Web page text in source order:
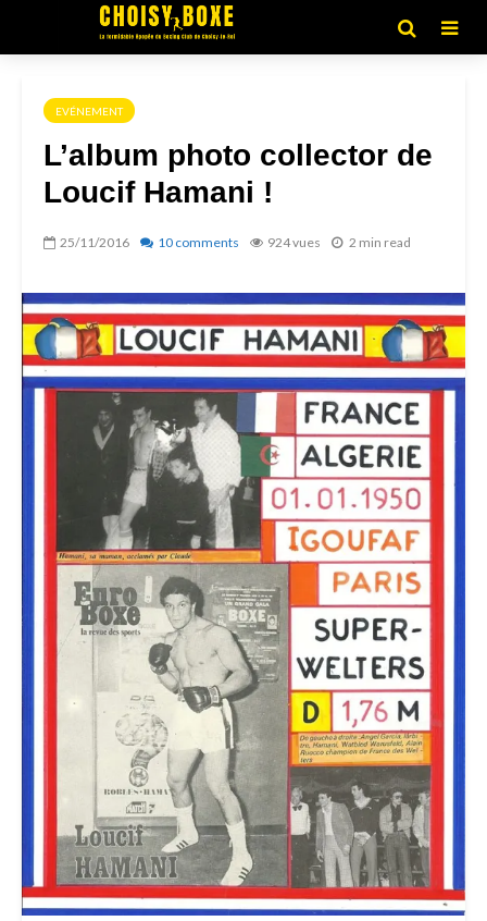
EVÉNEMENT
L’album photo collector de
Loucif Hamani !
25/11/2016 10 comments 924 vues 2 min read